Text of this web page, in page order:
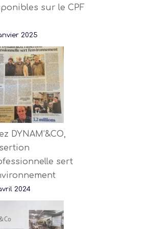
sur le CPF
2025
DYNAM’&CO,
sert
2024